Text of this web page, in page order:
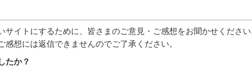
サイトにするために、皆さまのご意見・ご感想をお聞かせくださ
感想には返信できませんのでご了承ください。
たか？